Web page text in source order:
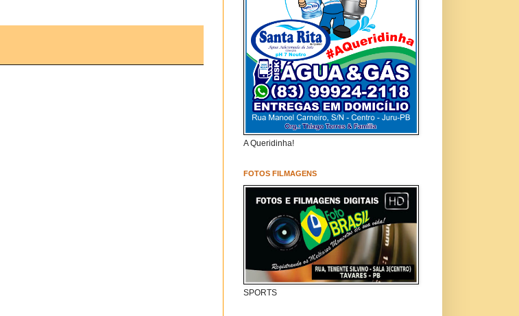
A Queridinha!
FOTOS FILMAGENS
SPORTS